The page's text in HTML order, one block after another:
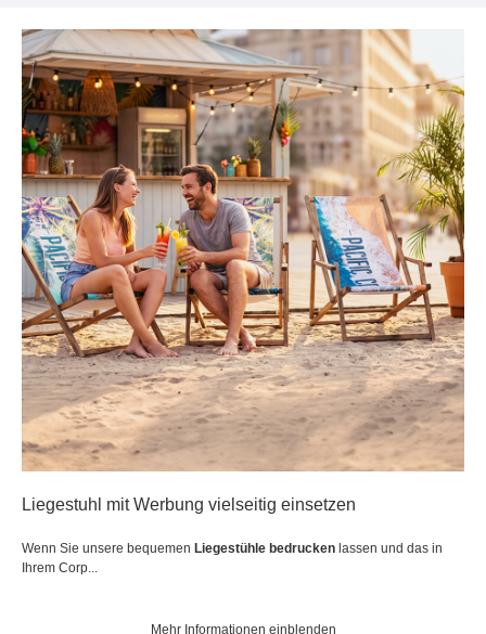
Liegestuhl mit Werbung vielseitig einsetzen
Wenn Sie unsere bequemen Liegestühle bedrucken lassen und das in
Ihrem Corp...
Mehr Informationen einblenden